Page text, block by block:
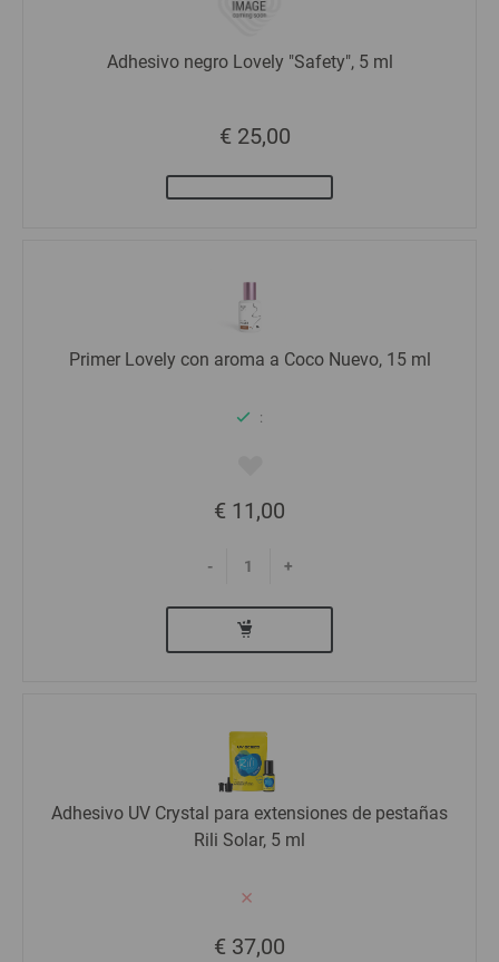
Adhesivo negro Lovely "Safety", 5 ml
€ 25,00
Primer Lovely con aroma a Coco Nuevo, 15 ml
:
€ 11,00
- +
Adhesivo UV Crystal para extensiones de pestañas
Rili Solar, 5 ml
€ 37,00